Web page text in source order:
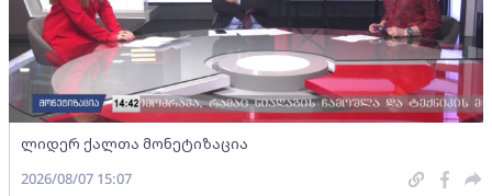
ლიდერ ქალთა მონეტიზაცია
2026/08/07 15:07